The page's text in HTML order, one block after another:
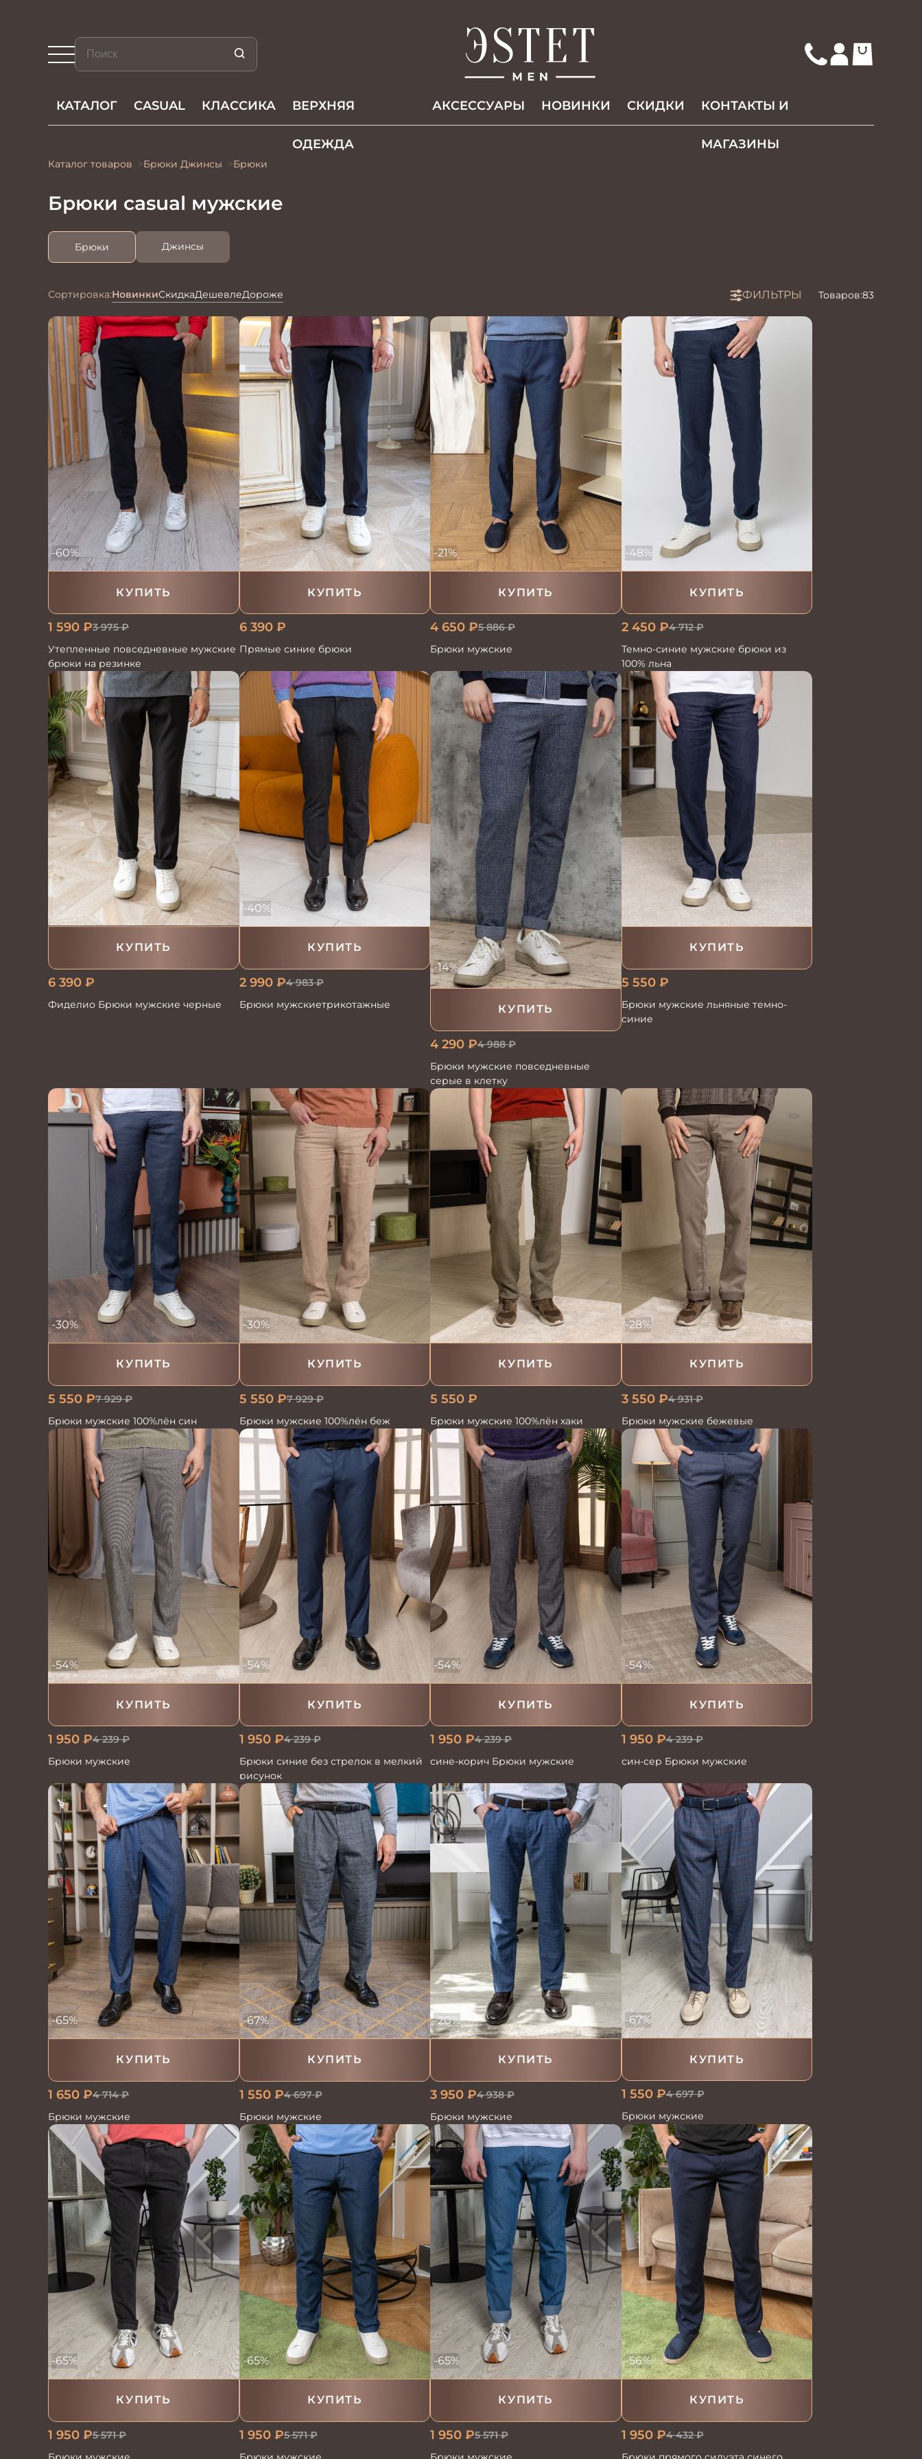
КАТАЛОГ CASUAL КЛАССИКА ВЕРХНЯЯ
ОДЕЖДА
АКCЕССУАРЫ НОВИНКИ СКИДКИ КОНТАКТЫ И
МАГАЗИНЫ
Каталог товаров Брюки Джинсы Брюки
Брюки casual мужские
Брюки Джинсы
Сортировка:НовинкиСкидкаДешевлеДороже ФИЛЬТРЫ Товаров:83
КУПИТЬ
-60%
1 590 ₽3 975₽
Утепленные повседневные мужские
брюки на резинке
КУПИТЬ
6 390₽
Прямые синие брюки
КУПИТЬ
-21%
4 650 ₽5 886₽
Брюки мужские
КУПИТЬ
-48%
2 450₽4 712₽
Темно-синие мужские брюки из
100% льна
КУПИТЬ
6 390 ₽
Фиделио Брюки мужские черные
КУПИТЬ
-40%
2 990₽4 983₽
Брюки мужскиетрикотажные
КУПИТЬ
-14%
4 290 ₽4 988₽
Брюки мужские повседневные
серые в клетку
КУПИТЬ
5 550₽
Брюки мужские льняные темно-
синие
КУПИТЬ
-30%
5 550 ₽7 929₽
Брюки мужские 100%лён син
КУПИТЬ
-30%
5 550₽7 929₽
Брюки мужские 100%лён беж
КУПИТЬ
5 550 ₽
Брюки мужские 100%лён хаки
КУПИТЬ
-28%
3 550₽4 931₽
Брюки мужские бежевые
КУПИТЬ
-54%
1 950 ₽4 239₽
Брюки мужские
КУПИТЬ
-54%
1 950₽4 239₽
Брюки синие без стрелок в мелкий
рисунок
КУПИТЬ
-54%
1 950 ₽4 239₽
сине-корич Брюки мужские
КУПИТЬ
-54%
1 950₽4 239₽
син-сер Брюки мужские
КУПИТЬ
-65%
1 650 ₽4 714₽
Брюки мужские
КУПИТЬ
-67%
1 550₽4 697₽
Брюки мужские
КУПИТЬ
-20%
3 950 ₽4 938₽
Брюки мужские
КУПИТЬ
-67%
1 550₽4 697₽
Брюки мужские
КУПИТЬ
-65%
1 950 ₽5 571₽
КУПИТЬ
-65%
1 950₽5 571₽
КУПИТЬ
-65%
1 950 ₽5 571₽
КУПИТЬ
-56%
1 950₽4 432₽